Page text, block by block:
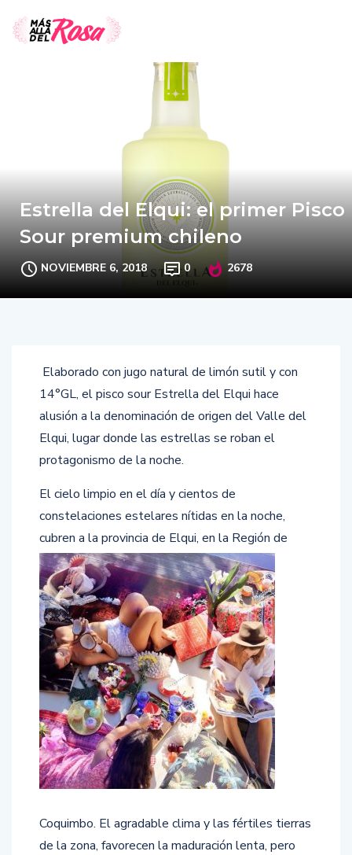
Estrella del Elqui: el primer Pisco
Sour premium chileno
NOVIEMBRE 6, 2018 0 2678
Elaborado con jugo natural de limón sutil y con
14°GL, el pisco sour Estrella del Elqui hace
alusión a la denominación de origen del Valle del
Elqui, lugar donde las estrellas se roban el
protagonismo de la noche.
El cielo limpio en el día y cientos de
constelaciones estelares nítidas en la noche,
cubren a la provincia de Elqui, en la Región de
Coquimbo. El agradable clima y las fértiles tierras
de la zona, favorecen la maduración lenta, pero